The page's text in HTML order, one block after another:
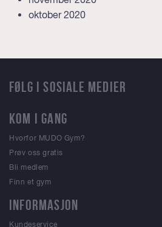
oktober 2020
KOM I GANG
Hvorfor MUDO Gym?
Prøv oss gratis
Bli medlem
Finn et gym
INFORMASJON
Kundeservice
FØLG I SOSIALE MEDIER